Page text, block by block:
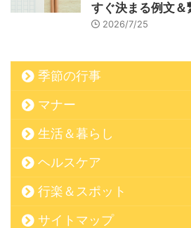
すぐ決まる例文＆
2026/7/25
季節の行事
マナー
生活＆暮らし
ヘルスケア
行楽＆スポット
サイトマップ